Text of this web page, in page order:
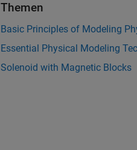
Themen
Basic Principles of Modeling
Essential Physical Modeling
Solenoid with Magnetic Blocks